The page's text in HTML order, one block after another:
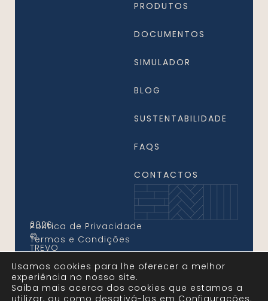
PRODUTOS
DOCUMENTOS
SIMULADOR
BLOG
SUSTENTABILIDADE
FAQS
CONTACTOS
2026
©
TREVO
Todos
os
Direitos
Política de Privacidade
Termos e Condições
Usamos cookies para lhe oferecer a melhor
experiência no nosso site.
Saiba mais acerca dos cookies que estamos a
utilizar, ou como desativá-los em
configurações.